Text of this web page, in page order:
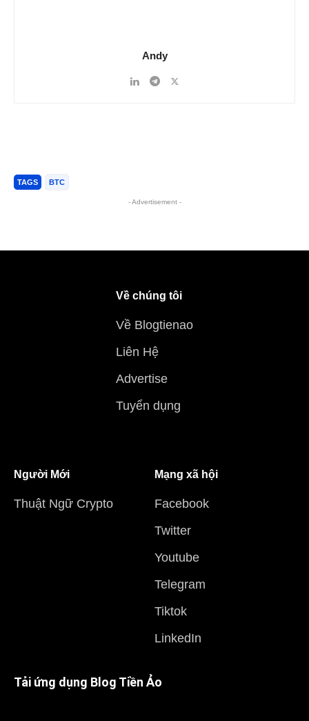
Andy
TAGS BTC
- Advertisement -
Về chúng tôi
Về Blogtienao
Liên Hệ
Advertise
Tuyển dụng
Người Mới
Thuật Ngữ Crypto
Mạng xã hội
Facebook
Twitter
Youtube
Telegram
Tiktok
LinkedIn
Tải ứng dụng Blog Tiền Ảo